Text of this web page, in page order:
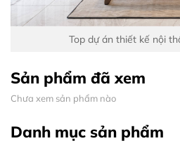
Top dự án thiết kế nội
Sản phẩm đã xem
Chưa xem sản phẩm nào
Danh mục sản phẩm